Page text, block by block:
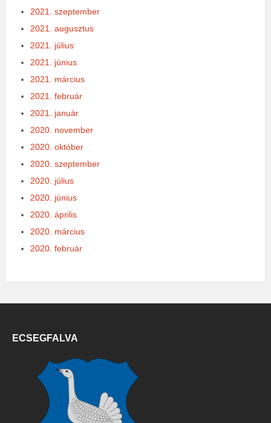
2021. szeptember
2021. augusztus
2021. július
2021. június
2021. március
2021. február
2021. január
2020. november
2020. október
2020. szeptember
2020. július
2020. június
2020. április
2020. március
2020. február
ECSEGFALVA